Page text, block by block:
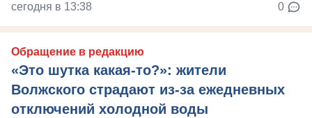
сегодня в 13:38 0
Обращение в редакцию
«Это шутка какая-то?»: жители
Волжского страдают из‑за ежедневных
отключений холодной воды